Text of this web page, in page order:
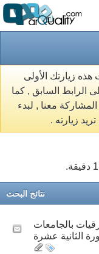
هذه زيارتك الأولى
الرابط السابق , كما
معنا , لبدء
زيارته .
نتائج البحث
بالجامعات
الثانية عشرة